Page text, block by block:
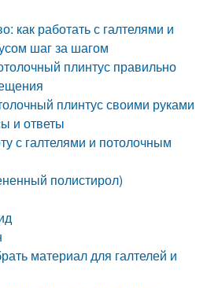
как работать с галтелями и
шаг за шагом
плинтус правильно
плинтус своими руками
и ответы
с галтелями и потолочным
полистирол)
материал для галтелей и